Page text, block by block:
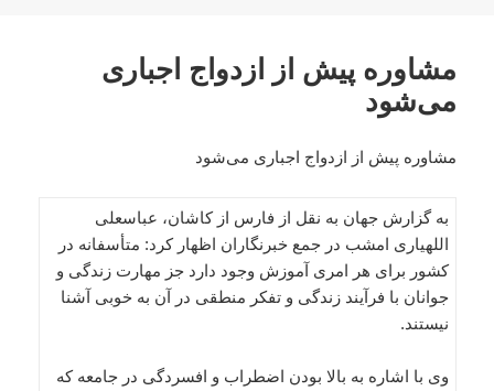
مشاوره پیش از ازدواج اجباری
می‌شود
مشاوره پیش از ازدواج اجباری می‌شود
به گزارش جهان به نقل از فارس از کاشان، عباسعلی
اللهیاری امشب در جمع خبرنگاران اظهار کرد: متأسفانه در
کشور برای هر امری آموزش وجود دارد جز مهارت زندگی و
جوانان با فرآیند زندگی و تفکر منطقی در آن به خوبی آشنا
نیستند.
وی با اشاره به بالا بودن اضطراب و افسردگی در جامعه که